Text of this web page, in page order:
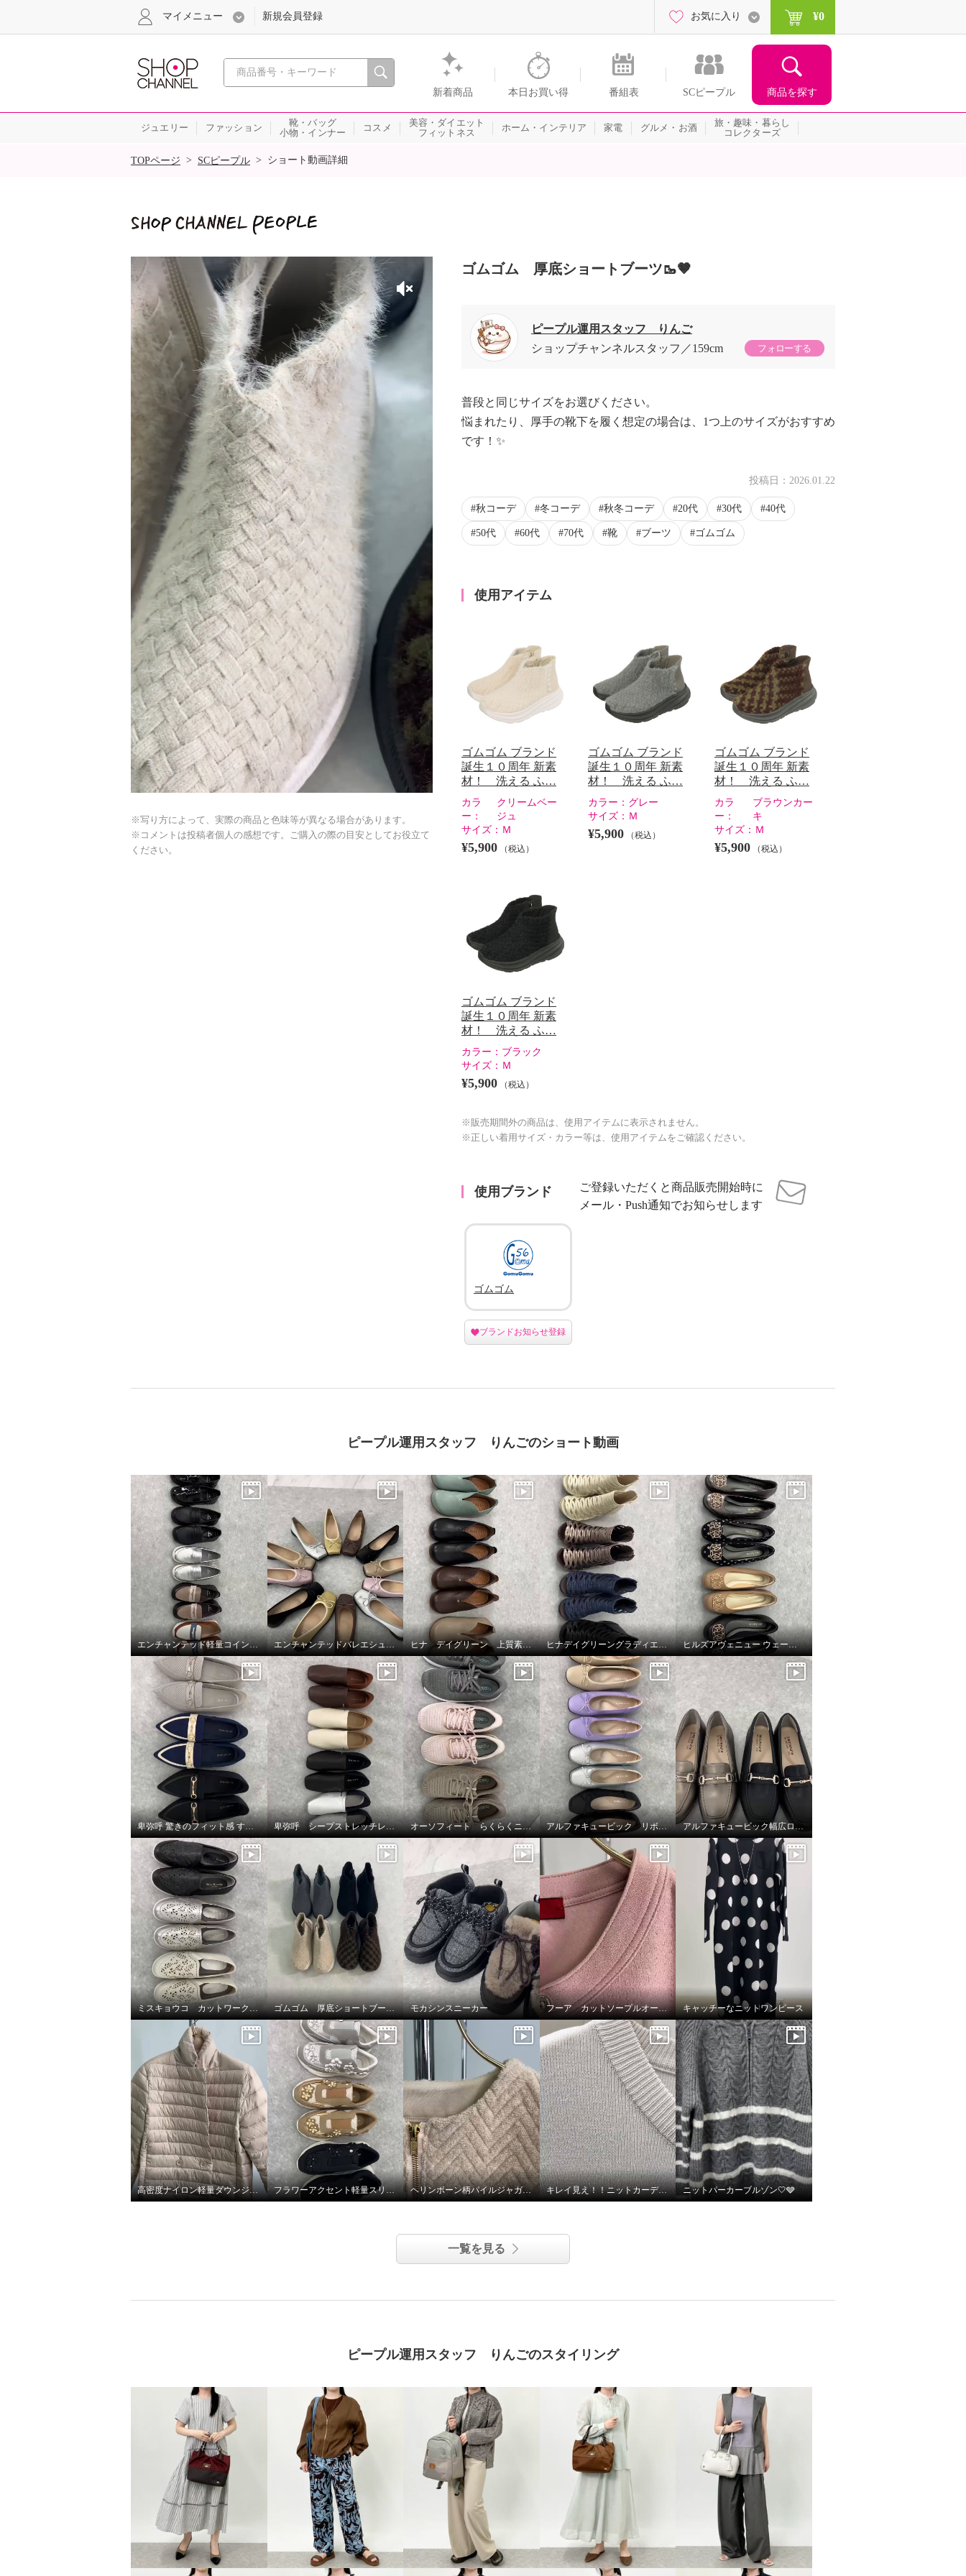
心おどる、瞬間を。通販・テレビショッピングのショップチャンネル
新着商品 本日お買い得 番組表 SCピープル 商品を探す
マイメニュー 新規会員登録 お気に入り ¥0
ジュエリー ファッション
靴・バッグ
小物・インナー
コスメ
美容・ダイエット
フィットネス
ホーム・インテリア 家電 グルメ・お酒
旅・趣味・暮らし
コレクターズ
SALE
TOPページ > SCピープル > ショート動画詳細
ゴムゴム ブランド誕生１０周
ゴムゴム ブランド誕生１０周
※写り方によって、実際の商品と色味等が異なる場合があります。
※コメントは投稿者個人の感想です。ご購入の際の目安としてお役立て
ください。
ゴムゴム 厚底ショートブーツ🥾🤎
ピープル運用スタッフ りんご
ショップチャンネルスタッフ
159cm フォローする
普段と同じサイズをお選びください。
悩まれたり、厚手の靴下を履く想定の場合は、1つ上のサイズがおすすめ
です！✨
投稿日： 2026.01.22
秋コーデ 冬コーデ 秋冬コーデ 20代 30代 40代
50代 60代 70代 靴 ブーツ ゴムゴム
使用アイテム
ゴムゴム ブランド
誕生１０周年 新素
材！ 洗える ふ…
カラ
ー：
クリームベー
ジュ
サイズ： Ｍ
¥5,900 （税込）
ゴムゴム ブランド
誕生１０周年 新素
材！ 洗える ふ…
カラー： グレー
サイズ： Ｍ
¥5,900 （税込）
ゴムゴム ブランド
誕生１０周年 新素
材！ 洗える ふ…
カラ
ー：
ブラウンカー
キ
サイズ： Ｍ
¥5,900 （税込）
ゴムゴム ブランド
誕生１０周年 新素
材！ 洗える ふ…
カラー： ブラック
サイズ： Ｍ
¥5,900 （税込）
※販売期間外の商品は、使用アイテムに表示されません。
※正しい着用サイズ・カラー等は、使用アイテムをご確認ください。
使用ブランド
ご登録いただくと商品販売開始時に
メール・Push通知でお知らせします
ゴムゴム
ブランドお知らせ登録
ピープル運用スタッフ りんごのショート動画
エンチャンテッド軽量コインローファー エンチャンテッドバレエシューズ ヒナ デイグリーン 上質素材が足をつつむ オブリークトゥシューズ ヒナデイグリーングラディエーターブーティ ヒルズアヴェニュー ウェーブソールパンプス
卑弥呼 驚きのフィット感 すっと履ける ニットローファー 卑弥呼 シープストレッチレザー すっと履けるパンプス オーソフィート らくらくニットシューズ アルファキュービック リボンパンプス アルファキュービック幅広ローファーシューズ
ミスキョウコ カットワークシューズ ゴムゴム 厚底ショートブーツ🥾🤎 モカシンスニーカー フーア カットソープルオーバー キャッチーなニットワンピース
高密度ナイロン軽量ダウンジャケット フラワーアクセント軽量スリッポンシューズ ヘリンボーン柄パイルジャガードジャケット キレイ見え！！ニットカーディガン ニットパーカーブルゾン🤍🩶
一覧を見る
ピープル運用スタッフ りんごのスタイリング